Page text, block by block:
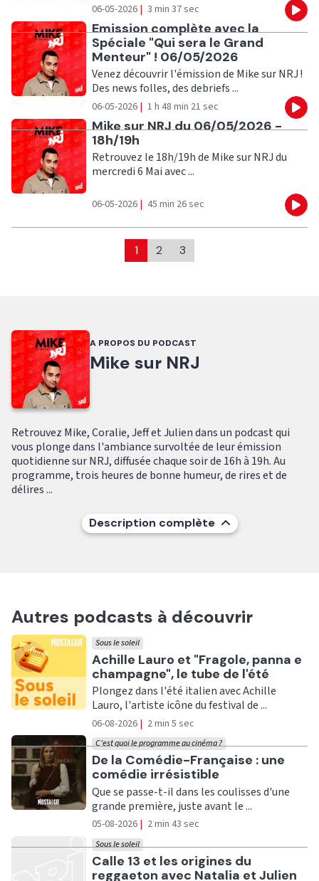
06-05-2026 | 3 min 37 sec
Ecouter
Emission complète avec la
Spéciale "Qui sera le Grand
Menteur" ! 06/05/2026
Venez découvrir l'émission de Mike sur NRJ !
Des news folles, des debriefs ...
06-05-2026 | 1 h 48 min 21 sec
Ecouter
Mike sur NRJ du 06/05/2026 -
18h/19h
Retrouvez le 18h/19h de Mike sur NRJ du
mercredi 6 Mai avec ...
06-05-2026 | 45 min 26 sec
1 2 3
A PROPOS DU PODCAST
Mike sur NRJ
Retrouvez Mike, Coralie, Jeff et Julien dans un podcast qui
vous plonge dans l'ambiance survoltée de leur émission
quotidienne sur NRJ, diffusée chaque soir de 16h à 19h. Au
programme, trois heures de bonne humeur, de rires et de
délires ...
Description complète
Autres podcasts à découvrir
Ecouter
Achille Lauro et "Fragole, panna e
champagne", le tube de l'été
Sous le soleil
Plongez dans l'été italien avec Achille
Lauro, l'artiste icône du festival de ...
06-08-2026 | 2 min 5 sec
Ecouter
De la Comédie-Française : une
comédie irrésistible
C'est quoi le programme au cinéma ?
Que se passe-t-il dans les coulisses d'une
grande première, juste avant le ...
05-08-2026 | 2 min 43 sec
Ecouter
Calle 13 et les origines du
reggaeton avec Natalia et Julien
Sous le soleil